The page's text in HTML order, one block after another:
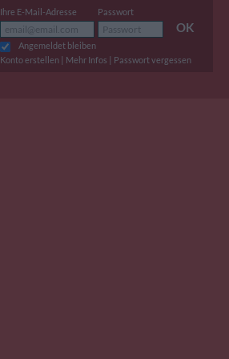
Ihre E-Mail-Adresse Passwort
OK
Angemeldet bleiben
Konto erstellen | Mehr Infos | Passwort vergessen